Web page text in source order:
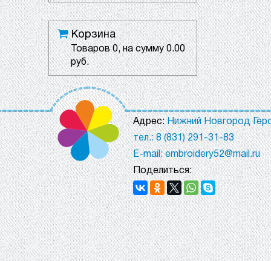
Корзина
Товаров0, на сумму0.00
руб.
Адрес:Нижний Новгород
тел.: 8 (831) 291-31-83
E-mail: embroidery52@mail.ru
Поделиться: